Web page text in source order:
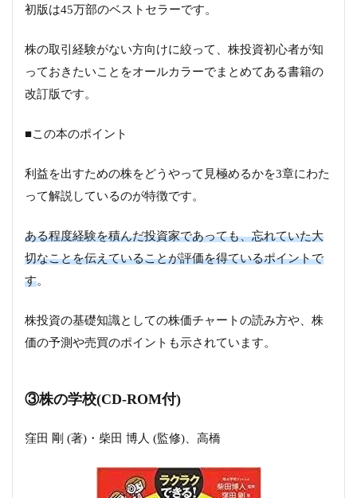
初版は45万部のベストセラーです。
株の取引経験がない方向けに絞って、株投資初心者が知
っておきたいことをオールカラーでまとめてある書籍の
改訂版です。
■この本のポイント
利益を出すための株をどうやって見極めるかを3章にわた
って解説しているのが特徴です。
ある程度経験を積んだ投資家であっても、忘れていた大
切なことを伝えていることが評価を得ているポイントで
す。
株投資の基礎知識としての株価チャートの読み方や、株
価の予測や売買のポイントも示されています。
③株の学校(CD-ROM付)
窪田 剛 (著)・柴田 博人 (監修)、高橋